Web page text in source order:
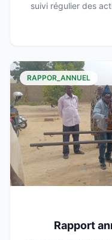
suivi régulier des
sept (7) axes du PS
RAPPOR_ANNUEL
Rapport